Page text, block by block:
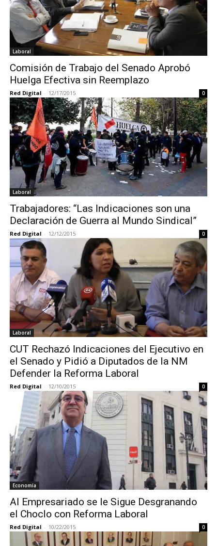
Laboral
Comisión de Trabajo del Senado Aprobó
Huelga Efectiva sin Reemplazo
Red Digital - 12/17/2015 0
Laboral
Trabajadores: “Las Indicaciones son una
Declaración de Guerra al Mundo Sindical”
Red Digital - 12/12/2015 0
Laboral
CUT Rechazó Indicaciones del Ejecutivo en
el Senado y Pidió a Diputados de la NM
Defender la Reforma Laboral
Red Digital - 12/10/2015 0
Economía
Al Empresariado se le Sigue Desgranando
el Choclo con Reforma Laboral
Red Digital - 10/22/2015 0